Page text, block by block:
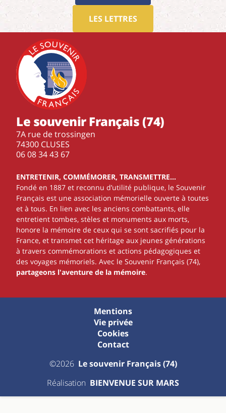
LES LETTRES
Le souvenir Français (74)
7A rue de trossingen
74300 CLUSES
‭06 08 34 43 67‬
ENTRETENIR, COMMÉMORER, TRANSMETTRE…
Fondé en 1887 et reconnu d’utilité publique, le Souvenir
Français est une association mémorielle ouverte à toutes
et à tous. En lien avec les anciens combattants, elle
entretient tombes, stèles et monuments aux morts,
honore la mémoire de ceux qui se sont sacrifiés pour la
France, et transmet cet héritage aux jeunes générations
à travers commémorations et actions pédagogiques et
des voyages mémoriels. Avec le Souvenir Français (74),
partageons l'aventure de la mémoire.
©2026 Le souvenir Français (74)
Mentions
Vie privée
Cookies
Contact
Réalisation BIENVENUE SUR MARS